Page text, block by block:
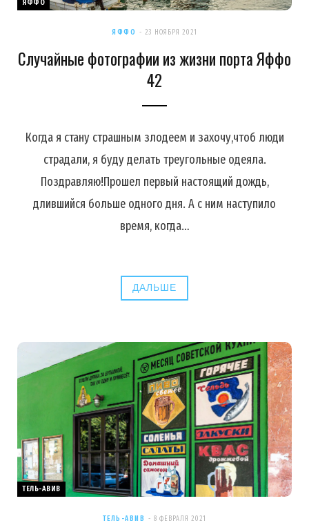
ЯФФО
ЯФФО 23 НОЯБРЯ 2021
Случайные фотографии из жизни порта Яффо
42
Когда я стану страшным злодеем и захочу,чтоб люди
страдали, я буду делать треугольные одеяла.
Поздравляю!Прошел первый настоящий дождь,
длившийся больше одного дня. А с ним наступило
время, когда…
ДАЛЬШЕ
ТЕЛЬ-АВИВ
ТЕЛЬ-АВИВ 8 ФЕВРАЛЯ 2021